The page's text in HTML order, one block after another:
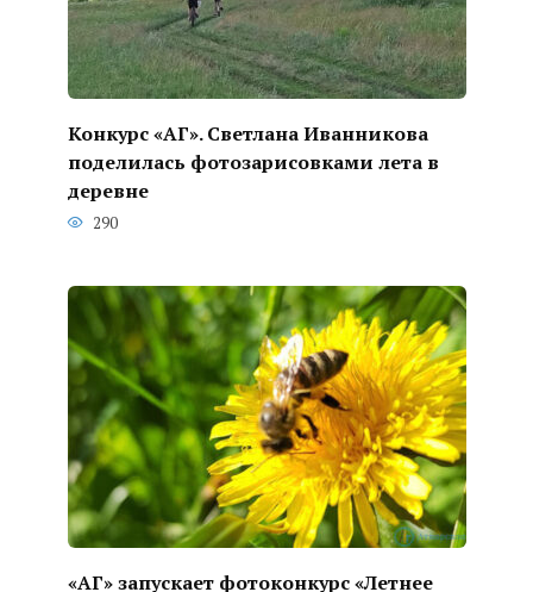
Конкурс «АГ». Светлана Иванникова
поделилась фотозарисовками лета в
деревне
290
«АГ» запускает фотоконкурс «Летнее